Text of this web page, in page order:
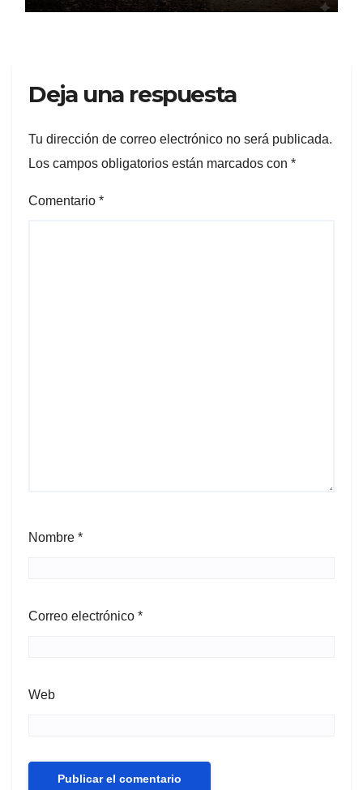
Deja una respuesta
Tu dirección de correo electrónico no será publicada.
Los campos obligatorios están marcados con *
Comentario *
Nombre *
Correo electrónico *
Web